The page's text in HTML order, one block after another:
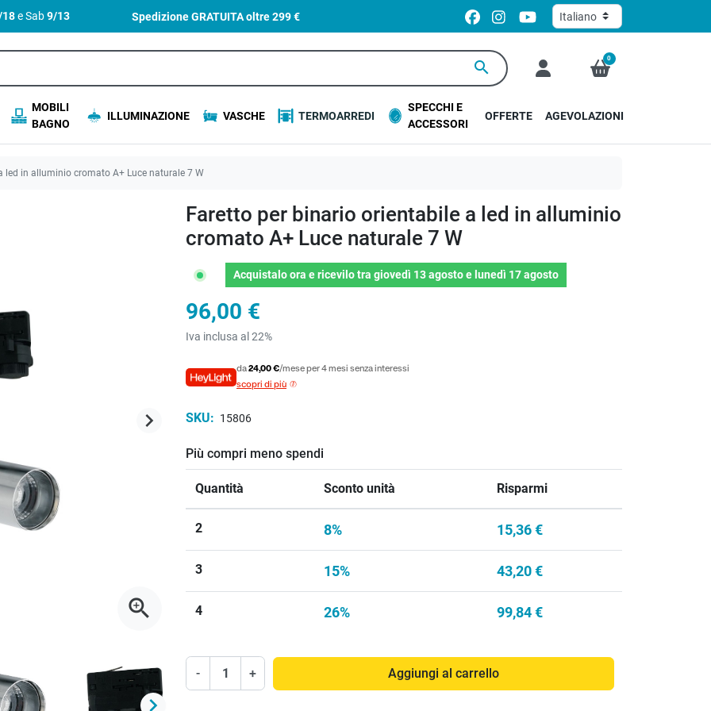
18e Sab9/13 Spedizione GRATUITA oltre299 €
search 0
MOBILI
BAGNO
ILLUMINAZIONE VASCHE TERMOARREDI
SPECCHI E
ACCESSORI
OFFERTE AGEVOLAZIONI
led in alluminio cromato A+ Luce naturale 7 W
Successivo
keyboard_arrow_right
zoom_in
keyboard_arrow_right
Faretto per binario orientabile a led in alluminio
cromato A+ Luce naturale 7 W
Acquistalo ora e ricevilotragiovedì 13 agostoe lunedì 17 agosto
96,00 €
Iva inclusa al 22%
da24,00 €/mese per 4 mesi senza interessi
scopri di più
SKU: 15806
Più compri meno spendi
Quantità Sconto unità Risparmi
2 8% 15,36 €
3 15% 43,20 €
4 26% 99,84 €
- + Aggiungi al carrello